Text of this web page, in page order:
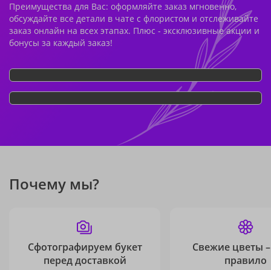
Преимущества для Вас: оформляйте заказ мгновенно,
обсуждайте все детали в чате с флористом и отслеживайте
заказ онлайн на всех этапах. Плюс - эксклюзивные акции и
бонусы за каждый заказ!
Почему мы?
Сфотографируем букет
перед доставкой
Свежие цветы
правило